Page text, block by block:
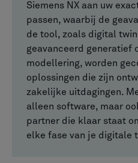
Siemens NX aan uw
passen, waarbij de
de tool, zoals digital
geavanceerd generatief
modellering, worden
oplossingen die zijn
zakelijke uitdagingen.
alleen software, maar
partner die klaar staat
elke fase van je digitale